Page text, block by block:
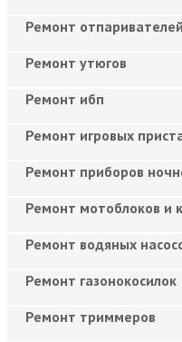
Ремонт отпаривателей
Ремонт утюгов
Ремонт ибп
Ремонт игровых
Ремонт приборов
Ремонт мотоблоков и
Ремонт водяных
Ремонт газонокосилок
Ремонт триммеров